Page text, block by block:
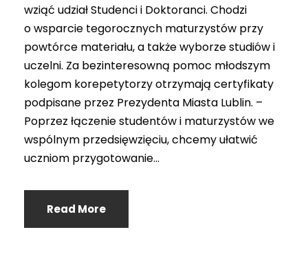
wziąć udział Studenci i Doktoranci. Chodzi
o wsparcie tegorocznych maturzystów przy
powtórce materiału, a także wyborze studiów i
uczelni. Za bezinteresowną pomoc młodszym
kolegom korepetytorzy otrzymają certyfikaty
podpisane przez Prezydenta Miasta Lublin. –
Poprzez łączenie studentów i maturzystów we
wspólnym przedsięwzięciu, chcemy ułatwić
uczniom przygotowanie...
Read More